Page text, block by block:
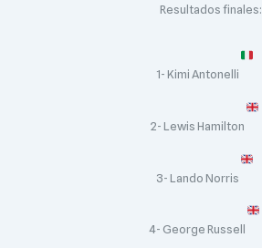
Resultados finales:
1- Kimi Antonelli
2- Lewis Hamilton
3- Lando Norris
4- George Russell